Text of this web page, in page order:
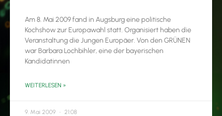
Am 8. Mai 2009 fand in Augsburg eine politische
Kochshow zur Europawahl statt. Organisiert haben die
Veranstaltung die Jungen Europäer. Von den GRÜNEN
war Barbara Lochbihler, eine der bayerischen
Kandidatinnen
WEITERLESEN »
9. Mai 2009 21:08